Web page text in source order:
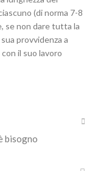
(di norma 7-8
se non dare tutta la
provvidenza a
il suo lavoro
bisogno